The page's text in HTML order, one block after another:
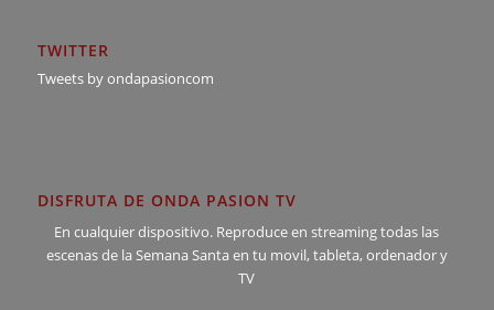
TWITTER
Tweets by ondapasioncom
DISFRUTA DE ONDA PASION TV
En cualquier dispositivo. Reproduce en streaming todas las
escenas de la Semana Santa en tu movil, tableta, ordenador y
TV